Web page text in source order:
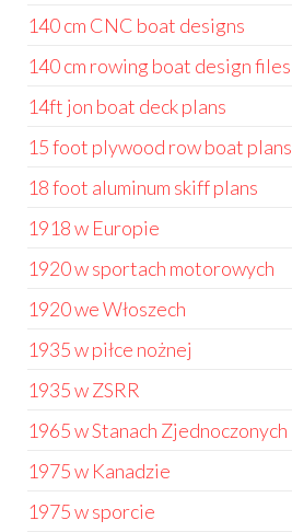
140 cm CNC boat designs
140 cm rowing boat design files
14ft jon boat deck plans
15 foot plywood row boat plans
18 foot aluminum skiff plans
1918 w Europie
1920 w sportach motorowych
1920 we Włoszech
1935 w piłce nożnej
1935 w ZSRR
1965 w Stanach Zjednoczonych
1975 w Kanadzie
1975 w sporcie